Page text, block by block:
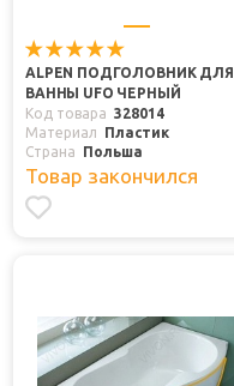
ALPEN ПОДГОЛОВНИК ДЛЯ
ВАННЫ UFO ЧЕРНЫЙ
Код товара 328014
Материал
Пластик
Страна
Польша
Товар закончился